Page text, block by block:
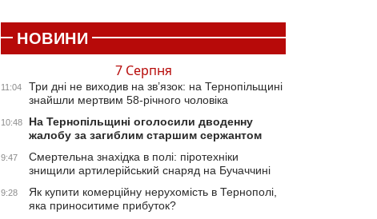
НОВИНИ
7 Серпня
11:04
Три дні не виходив на зв’язок: на Тернопільщині
знайшли мертвим 58-річного чоловіка
10:48
На Тернопільщині оголосили дводенну
жалобу за загиблим старшим сержантом
9:47
Смертельна знахідка в полі: піротехніки
знищили артилерійський снаряд на Бучаччині
9:28
Як купити комерційну нерухомість в Тернополі,
яка приноситиме прибуток?